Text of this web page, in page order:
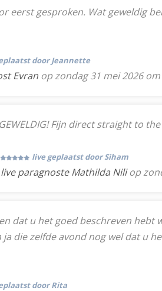
eerst gesproken. Wat geweldig
door Jeannette
Evran op zondag 31 mei 2026
Fijn direct straight to
live geplaatst door Siham
live paragnoste Mathilda Niliop
dat u het goed beschreven
die zelfde avond nog wel dat u
door Rita